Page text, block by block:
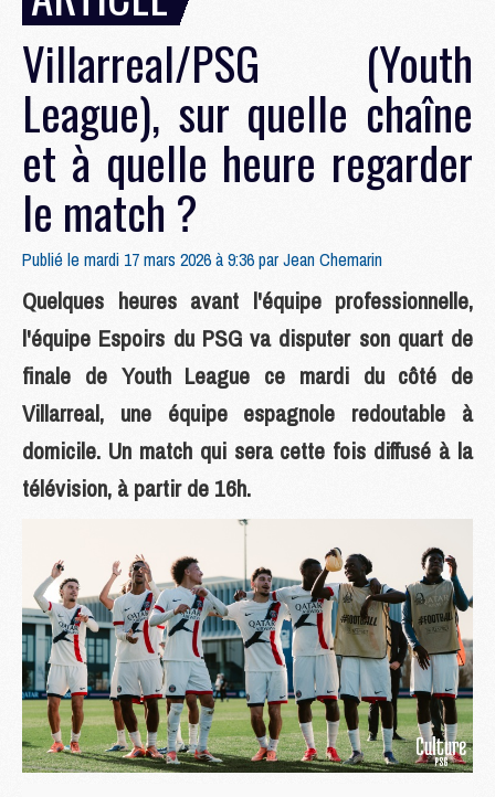
Villarreal/PSG (Youth
League), sur quelle chaîne
et à quelle heure regarder
le match ?
Publié le mardi 17 mars 2026 à 9:36 parJean Chemarin
Quelques heures avant l'équipe professionnelle,
l'équipe Espoirs du PSG va disputer son quart de
finale de Youth League ce mardi du côté de
Villarreal, une équipe espagnole redoutable à
domicile. Un match qui sera cette fois diffusé à la
télévision, à partir de 16h.